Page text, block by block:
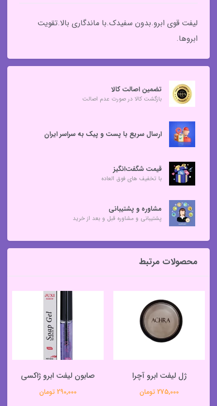
لیفت قوی ابرو.بدون سفیدک.با ماندگاری بالا.تقویت
ابروها.
تضمین اصالت کالا
بازگشت کالا در صورت عدم اصالت
ارسال سریع با پست و پیک به سراسر ایران
قیمت شگفت‌انگیز
با تخفیف های فوق العاده
مشاوره و پشتیبانی
پشتیبانی و مشاوره قبل و بعد از خرید
محصولات مرتبط
ژل لیفت ابرو آچرا
275,000 تومان
صابون لیفت ابرو ژاکسی
290,000 تومان